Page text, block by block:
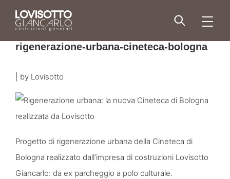
content
rigenerazione-urbana-cineteca-bologna
by Lovisotto
Progetto di rigenerazione urbana della Cineteca di
Bologna realizzato dall’impresa di costruzioni Lovisotto
Giancarlo: da ex parcheggio a polo culturale.